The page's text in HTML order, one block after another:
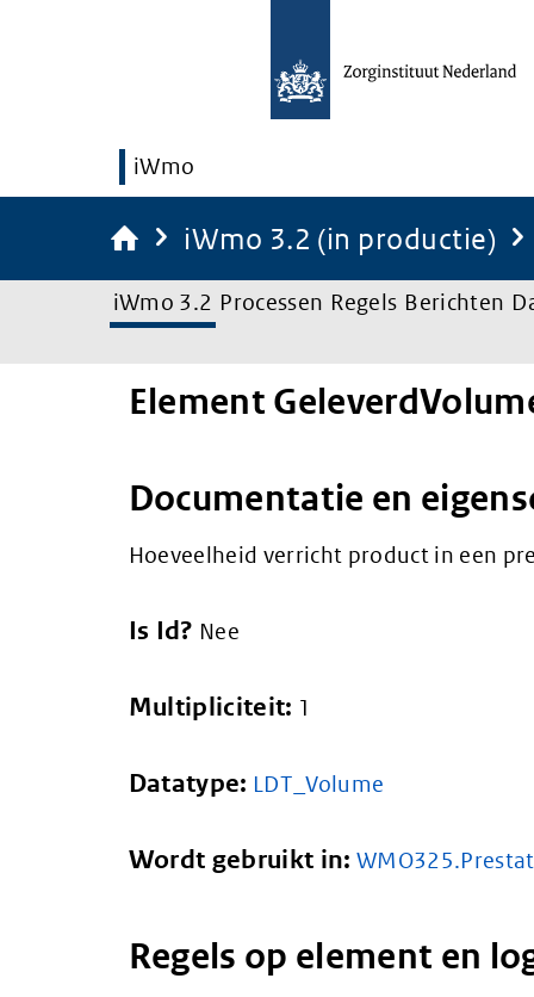
iWmo
iWmo 3.2 (in productie)
iWmo 3.2 Processen Regels Berichten
Element
Documentatie en
Hoeveelheid verricht product in een
Is Id? Nee
Multipliciteit: 1
Datatype: LDT_Volume
Wordt gebruikt in:
Regels op element en